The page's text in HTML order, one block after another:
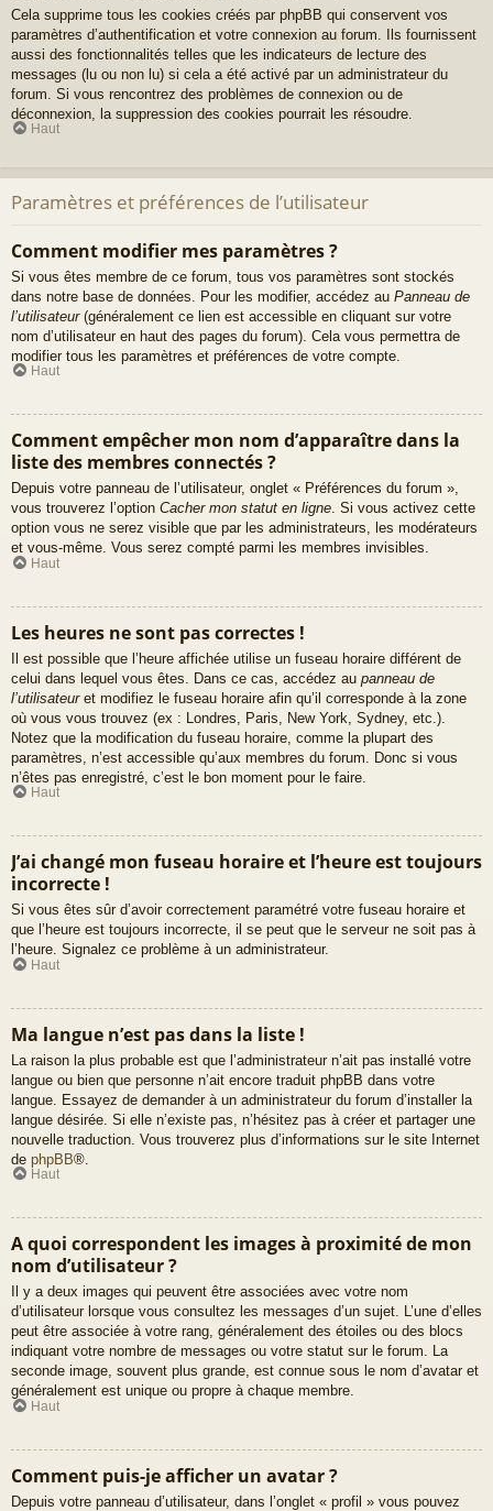
Cela supprime tous les cookies créés par phpBB qui conservent vos
paramètres d’authentification et votre connexion au forum. Ils fournissent
aussi des fonctionnalités telles que les indicateurs de lecture des
messages (lu ou non lu) si cela a été activé par un administrateur du
forum. Si vous rencontrez des problèmes de connexion ou de
déconnexion, la suppression des cookies pourrait les résoudre.
Haut
Paramètres et préférences de l’utilisateur
Comment modifier mes paramètres ?
Si vous êtes membre de ce forum, tous vos paramètres sont stockés
dans notre base de données. Pour les modifier, accédez au Panneau de
l’utilisateur(généralement ce lien est accessible en cliquant sur votre
nom d’utilisateur en haut des pages du forum). Cela vous permettra de
modifier tous les paramètres et préférences de votre compte.
Haut
Comment empêcher mon nom d’apparaître dans la
liste des membres connectés ?
Depuis votre panneau de l’utilisateur, onglet « Préférences du forum »,
vous trouverez l’option Cacher mon statut en ligne. Si vous activez cette
option vous ne serez visible que par les administrateurs, les modérateurs
et vous-même. Vous serez compté parmi les membres invisibles.
Haut
Les heures ne sont pas correctes !
Il est possible que l’heure affichée utilise un fuseau horaire différent de
celui dans lequel vous êtes. Dans ce cas, accédez au panneau de
l’utilisateuret modifiez le fuseau horaire afin qu’il corresponde à la zone
où vous vous trouvez (ex : Londres, Paris, New York, Sydney, etc.).
Notez que la modification du fuseau horaire, comme la plupart des
paramètres, n’est accessible qu’aux membres du forum. Donc si vous
n’êtes pas enregistré, c’est le bon moment pour le faire.
Haut
J’ai changé mon fuseau horaire et l’heure est toujours
incorrecte !
Si vous êtes sûr d’avoir correctement paramétré votre fuseau horaire et
que l’heure est toujours incorrecte, il se peut que le serveur ne soit pas à
l’heure. Signalez ce problème à un administrateur.
Haut
Ma langue n’est pas dans la liste !
La raison la plus probable est que l’administrateur n’ait pas installé votre
langue ou bien que personne n’ait encore traduit phpBB dans votre
langue. Essayez de demander à un administrateur du forum d’installer la
langue désirée. Si elle n’existe pas, n’hésitez pas à créer et partager une
nouvelle traduction. Vous trouverez plus d’informations sur le site Internet
de phpBB®.
Haut
A quoi correspondent les images à proximité de mon
nom d’utilisateur ?
Il y a deux images qui peuvent être associées avec votre nom
d’utilisateur lorsque vous consultez les messages d’un sujet. L’une d’elles
peut être associée à votre rang, généralement des étoiles ou des blocs
indiquant votre nombre de messages ou votre statut sur le forum. La
seconde image, souvent plus grande, est connue sous le nom d’avatar et
généralement est unique ou propre à chaque membre.
Haut
Comment puis-je afficher un avatar ?
Depuis votre panneau d’utilisateur, dans l’onglet « profil » vous pouvez